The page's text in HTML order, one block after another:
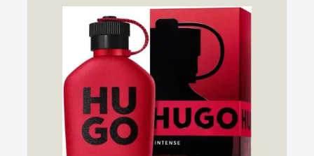
Hugo Boss Intense